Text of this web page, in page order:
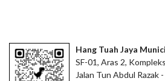
Hang Tuah Jaya
SF-01, Aras 2,
Jalan Tun Abdul Razak